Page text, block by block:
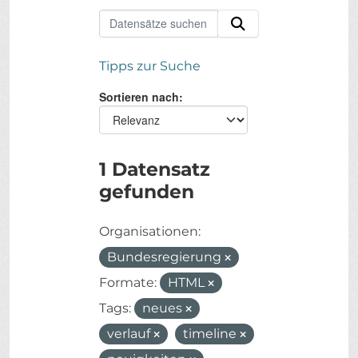
Tipps zur Suche
Sortieren nach
1 Datensatz
gefunden
Organisationen:
Bundesregierung
Formate:
HTML
Tags:
neues
verlauf
timeline